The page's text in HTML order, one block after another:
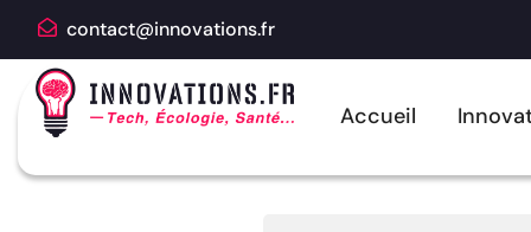
contact@innovations.fr
Accueil